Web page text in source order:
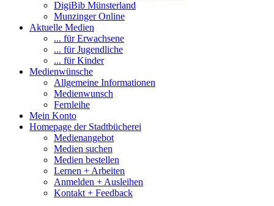
DigiBib Münsterland
Munzinger Online
Aktuelle Medien
... für Erwachsene
... für Jugendliche
... für Kinder
Medienwünsche
Allgemeine Informationen
Medienwunsch
Fernleihe
Mein Konto
Homepage der Stadtbücherei
Medienangebot
Medien suchen
Medien bestellen
Lernen + Arbeiten
Anmelden + Ausleihen
Kontakt + Feedback